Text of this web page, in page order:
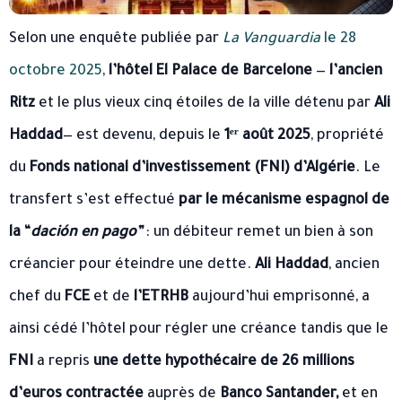
Selon une enquête publiée par La Vanguardia le 28
octobre 2025, l’hôtel El Palace de Barcelone — l’ancien
Ritz et le plus vieux cinq étoiles de la ville détenu par Ali
Haddad— est devenu, depuis le 1ᵉʳ août 2025, propriété
du Fonds national d’investissement (FNI) d’Algérie. Le
transfert s’est effectué par le mécanisme espagnol de
la “dación en pago”: un débiteur remet un bien à son
créancier pour éteindre une dette. Ali Haddad, ancien
chef du FCE et de l’ETRHB aujourd’hui emprisonné, a
ainsi cédé l’hôtel pour régler une créance tandis que le
FNI a repris une dette hypothécaire de 26 millions
d’euros contractée auprès de Banco Santander, et en